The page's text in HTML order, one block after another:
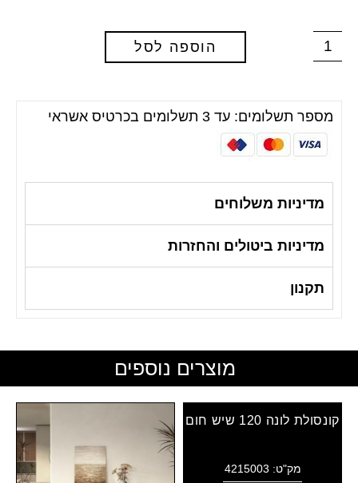
הוספה לסל
מספר תשלומים: עד 3 תשלומים בכרטיס אשראי
מדיניות משלוחים
מדיניות ביטולים והחזרות
תקנון
מוצרים נוספים
קונסולת לונה 120 שיש חום
מק"ט: 4215003